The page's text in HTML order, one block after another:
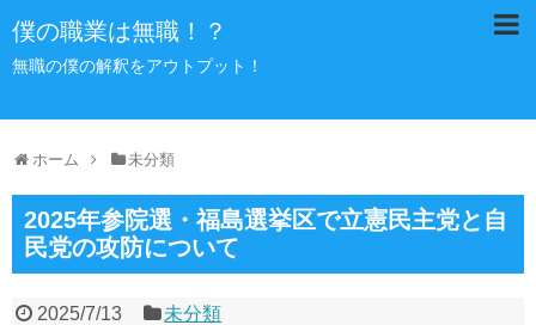
僕の職業は無職！？
無職の僕の解釈をアウトプット！
ホーム 未分類
2025年参院選・福島選挙区で立憲民主党と自
民党の攻防について
2025/7/13 未分類